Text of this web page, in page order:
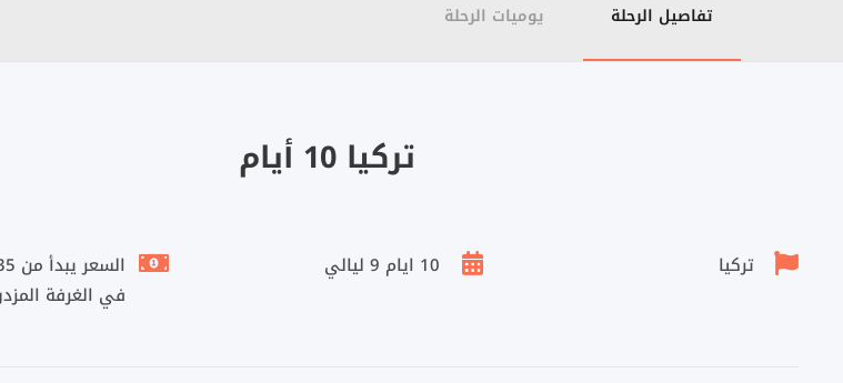
تفاصيل الرحلة يوميات الرحلة
تركيا 10 أيام
تركيا 10 ايام 9 ليالي
في الغرفة